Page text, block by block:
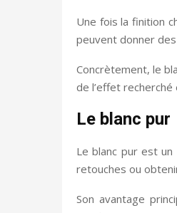
Une fois la finition
peuvent donner
Concrètement, le
de l’effet
Le blanc pur
Le blanc pur est
retouches ou
Son avantage